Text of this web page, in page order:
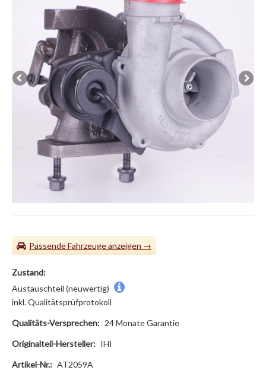
Passende Fahrzeuge
Zustand:
Austauschteil (neuwertig)
inkl. Qualitätsprüfprotokoll
Qualitäts-Versprechen: 24 Monate Garantie
Originalteil-Hersteller: IHI
Artikel-Nr.: AT2059A